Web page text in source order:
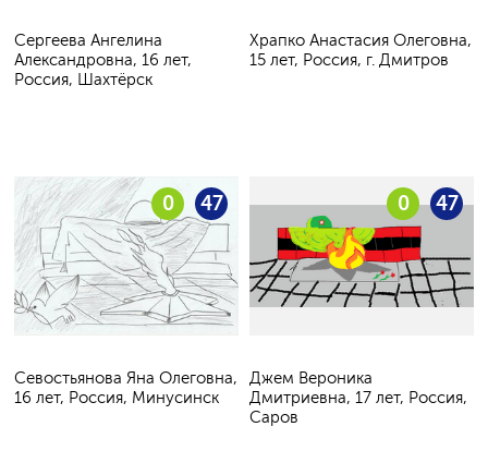
Сергеева Ангелина
Александровна, 16 лет,
Россия, Шахтёрск
Храпко Анастасия Олеговна,
15 лет, Россия, г. Дмитров
47
0
Севостьянова Яна Олеговна,
16 лет, Россия, Минусинск
47
0
Джем Вероника
Дмитриевна, 17 лет, Россия,
Саров